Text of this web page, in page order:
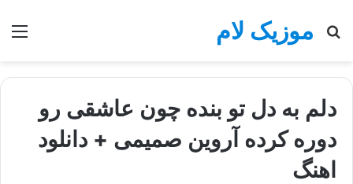
موزیک لام
جستجو
دلم به دل تو بنده چون عاشقی رو
دوره کرده آروین صمیمی + دانلود
اهنگ